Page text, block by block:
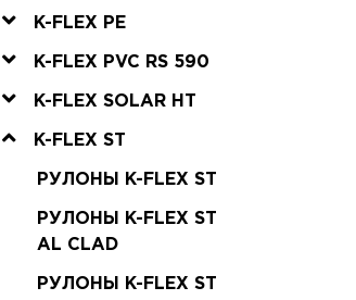
K-FLEX PE
K-FLEX PVC RS 590
K-FLEX SOLAR HT
K-FLEX ST
РУЛОНЫ K-FLEX ST
РУЛОНЫ K-FLEX ST
AL CLAD
РУЛОНЫ K-FLEX ST